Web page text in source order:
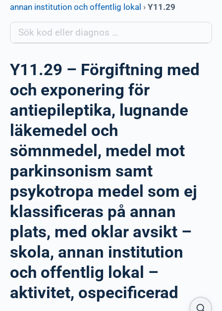
annan institution och offentlig lokal › Y11.29
Y11.29 – Förgiftning med
och exponering för
antiepileptika, lugnande
läkemedel och
sömnmedel, medel mot
parkinsonism samt
psykotropa medel som ej
klassificeras på annan
plats, med oklar avsikt –
skola, annan institution
och offentlig lokal –
aktivitet, ospecificerad